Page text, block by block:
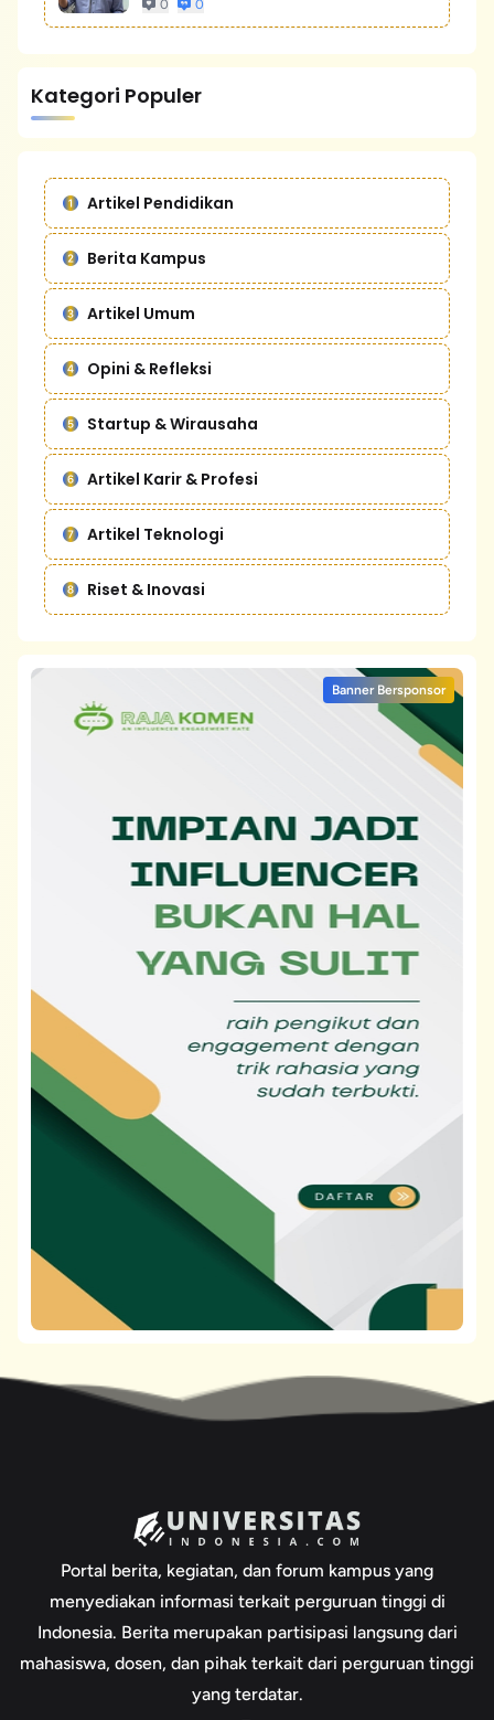
0 0
Kategori Populer
Artikel Pendidikan
Berita Kampus
Artikel Umum
Opini & Refleksi
Startup & Wirausaha
Artikel Karir & Profesi
Artikel Teknologi
Riset & Inovasi
Banner Bersponsor
Portal berita, kegiatan, dan forum kampus yang
menyediakan informasi terkait perguruan tinggi di
Indonesia. Berita merupakan partisipasi langsung dari
mahasiswa, dosen, dan pihak terkait dari perguruan tinggi
yang terdatar.